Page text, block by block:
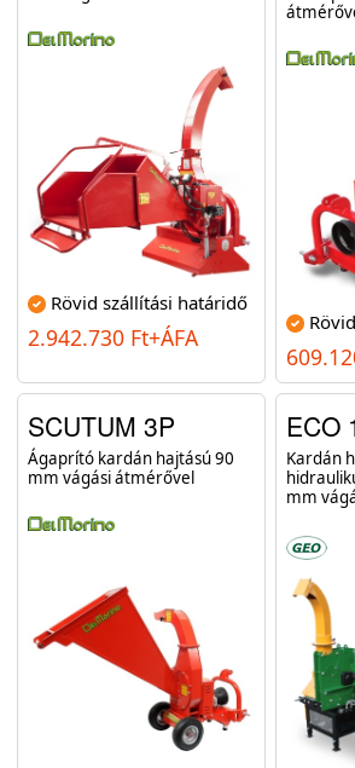
Rövid szállítási határidő
2.942.730 Ft+ÁFA
SCUTUM 3P
Ágaprító kardán hajtású 90
mm vágási átmérővel
ECO
Kardán
mm